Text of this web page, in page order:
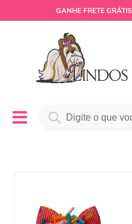
GANHE FRETE GRÁTIS